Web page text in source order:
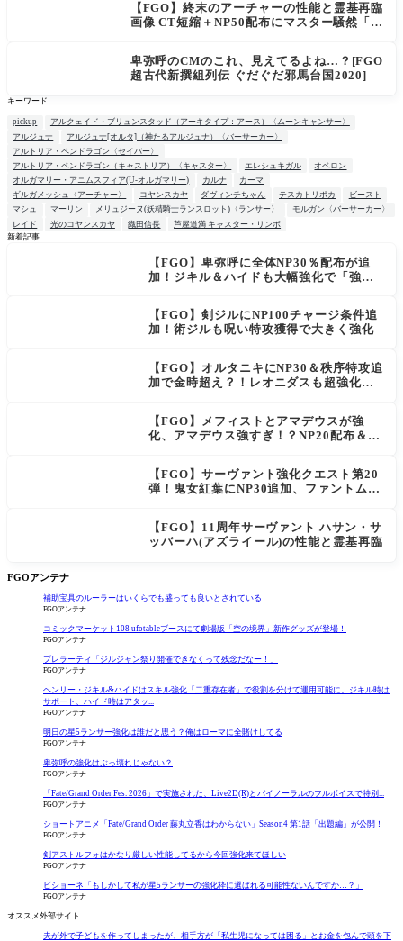
【FGO】終末のアーチャーの性能と霊基再臨
画像 CT短縮＋NP50配布にマスター騒然「普
卑弥呼のCMのこれ、見えてるよね…？[FGO
超古代新撰組列伝 ぐだぐだ邪馬台国2020]
キーワード
pickup
アルクェイド・ブリュンスタッド（アーキタイプ：アース）〈ムーンキャンサー〉
アルジュナ
アルジュナ[オルタ]（神たるアルジュナ）〈バーサーカー〉
アルトリア・ペンドラゴン〈セイバー〉
アルトリア・ペンドラゴン（キャストリア）〈キャスター〉
エレシュキガル
オベロン
オルガマリー・アニムスフィア(U-オルガマリー)
カルナ
カーマ
ギルガメッシュ〈アーチャー〉
コヤンスカヤ ダヴィンチちゃん テスカトリポカ
ビースト
マシュ
マーリン メリュジーヌ(妖精騎士ランスロット)〈ランサー〉
モルガン〈バーサーカー〉
レイド
光のコヤンスカヤ 織田信長
芦屋道満 キャスター・リンボ
新着記事
【FGO】卑弥呼に全体NP30％配布が追
加！ジキル＆ハイドも大幅強化で「強す
【FGO】剣ジルにNP100チャージ条件追
加！術ジルも呪い特攻獲得で大きく強化
【FGO】オルタニキにNP30＆秩序特攻追
加で金時超え？！レオニダスも超強化で
【FGO】メフィストとアマデウスが強
化、アマデウス強すぎ！？NP20配布＆Ar
【FGO】サーヴァント強化クエスト第20
弾！鬼女紅葉にNP30追加、ファントムも
【FGO】11周年サーヴァント ハサン・サ
ッバーハ(アズライール)の性能と霊基再臨
FGOアンテナ
補助宝具のルーラーはいくらでも盛っても良いとされている
FGOアンテナ
コミックマーケット108 ufotableブースにて劇場版「空の境界」新作グッズが登場！
FGOアンテナ
プレラーティ「ジルジャン祭り開催できなくって残念だなー！」
FGOアンテナ
ヘンリー・ジキル&ハイドはスキル強化「二重存在者」で役割を分けて運用可能に。ジキル時は
サポート、ハイド時はアタッ...
FGOアンテナ
明日の星5ランサー強化は誰だと思う？俺はローマに全賭けしてる
FGOアンテナ
卑弥呼の強化はぶっ壊れじゃない？
FGOアンテナ
「Fate/Grand Order Fes. 2026」で実施された、Live2D(R)とバイノーラルのフルボイスで特別...
FGOアンテナ
ショートアニメ「Fate/Grand Order 藤丸立香はわからない」Season4 第1話「出題編」が公開！
FGOアンテナ
剣アストルフォはかなり厳しい性能してるから今回強化来てほしい
FGOアンテナ
ビショーネ「もしかして私が星5ランサーの強化枠に選ばれる可能性ないんですか…？」
FGOアンテナ
オススメ外部サイト
夫が外で子どもを作ってしまったが、相手方が「私生児になっては困る」とお金を包んで頭を下